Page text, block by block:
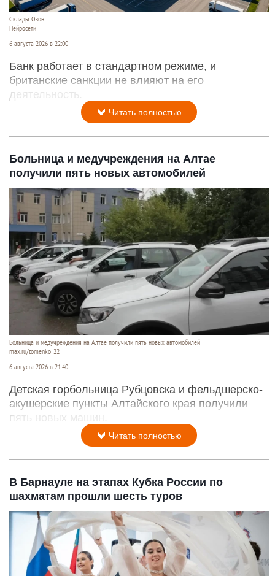
Склады. Озон.
Нейросети
6 августа 2026 в 22:00
Банк работает в стандартном режиме, и
британские санкции не влияют на его
деятельность.
Читать полностью
Больница и медучреждения на Алтае
получили пять новых автомобилей
Больница и медучреждения на Алтае получили пять новых автомобилей
max.ru/tomenko_22
6 августа 2026 в 21:40
Детская горбольница Рубцовска и фельдшерско-
акушерские пункты Алтайского края получили
пять новых машин.
Читать полностью
В Барнауле на этапах Кубка России по
шахматам прошли шесть туров